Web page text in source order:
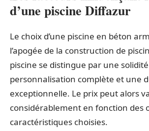
d’une piscine Diffazur
Le choix d’une piscine en béton
l’apogée de la construction de
piscine se distingue par une
personnalisation complète et une
exceptionnelle. Le prix peut alors
considérablement en fonction des
caractéristiques choisies.